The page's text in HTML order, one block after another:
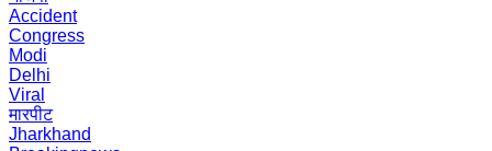
Accident
Congress
Modi
Delhi
Viral
मारपीट
Jharkhand